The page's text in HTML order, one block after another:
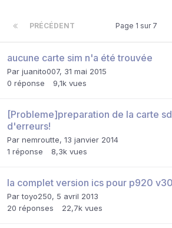
PRÉCÉDENT Page 1 sur 7
aucune carte sim n'a été trouvée
Par juanito007, 31 mai 2015
0 réponse 9,1k vues
[Probleme]preparation de la carte
d'erreurs!
Par nemroutte, 13 janvier 2014
1 réponse 8,3k vues
la complet version ics pour p920
Partoyo250, 5 avril 2013
20 réponses 22,7k vues